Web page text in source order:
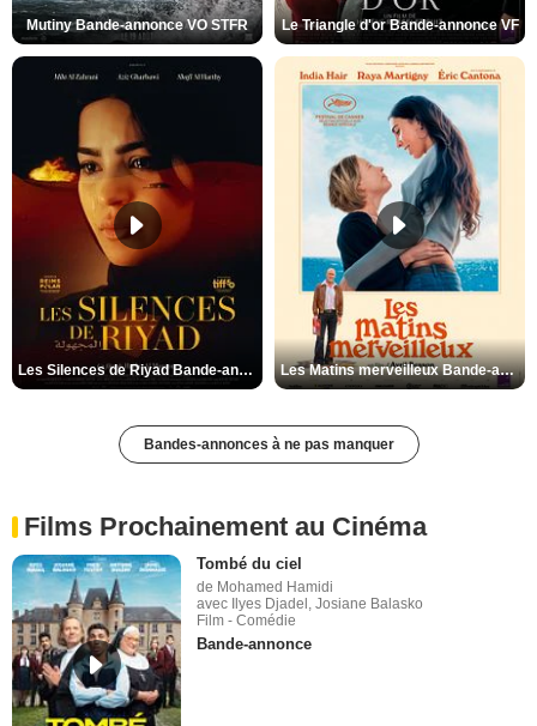
Mutiny Bande-annonce VO STFR Le Triangle d'or Bande-annonce VF
Les Silences de Riyad Bande-annonce VO STFR Les Matins merveilleux Bande-annonce VF
Bandes-annonces à ne pas manquer
Films Prochainement au Cinéma
Tombé du ciel
de Mohamed Hamidi
avec Ilyes Djadel, Josiane Balasko
Film - Comédie
Bande-annonce